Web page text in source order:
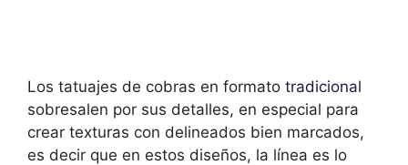
Los tatuajes de cobras en formato tradicional
sobresalen por sus detalles, en especial para
crear texturas con delineados bien marcados,
es decir que en estos diseños, la línea es lo